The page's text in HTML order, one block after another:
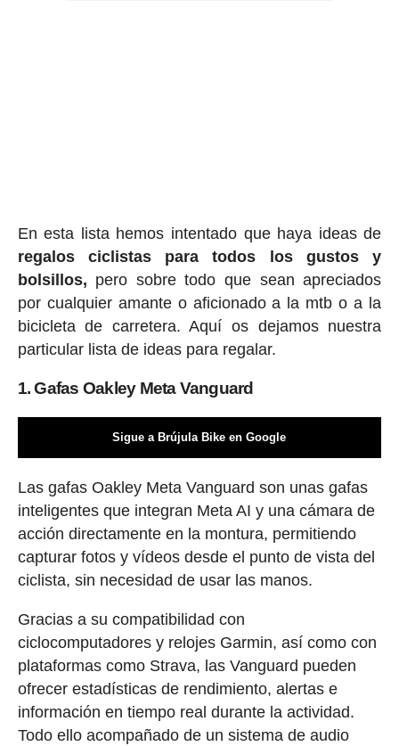
En esta lista hemos intentado que haya ideas de
regalos ciclistas para todos los gustos y
bolsillos, pero sobre todo que sean apreciados
por cualquier amante o aficionado a la mtb o a la
bicicleta de carretera. Aquí os dejamos nuestra
particular lista de ideas para regalar.
1. Gafas Oakley Meta Vanguard
Sigue a Brújula Bike en Google
Las gafas Oakley Meta Vanguard son unas gafas
inteligentes que integran Meta AI y una cámara de
acción directamente en la montura, permitiendo
capturar fotos y vídeos desde el punto de vista del
ciclista, sin necesidad de usar las manos.
Gracias a su compatibilidad con
ciclocomputadores y relojes Garmin, así como con
plataformas como Strava, las Vanguard pueden
ofrecer estadísticas de rendimiento, alertas e
información en tiempo real durante la actividad.
Todo ello acompañado de un sistema de audio